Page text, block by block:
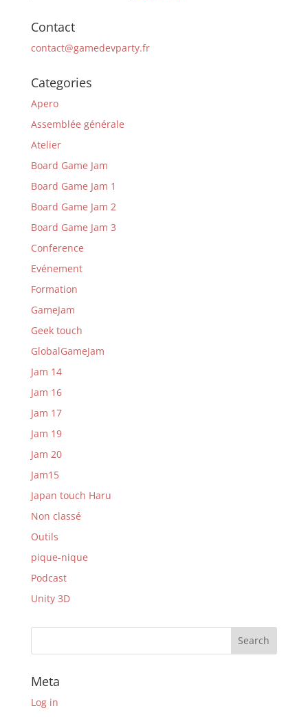
Contact
contact@gamedevparty.fr
Categories
Apero
Assemblée générale
Atelier
Board Game Jam
Board Game Jam 1
Board Game Jam 2
Board Game Jam 3
Conference
Evénement
Formation
GameJam
Geek touch
GlobalGameJam
Jam 14
Jam 16
Jam 17
Jam 19
Jam 20
Jam15
Japan touch Haru
Non classé
Outils
pique-nique
Podcast
Unity 3D
Meta
Log in